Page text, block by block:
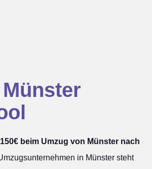
beim Umzug von Münster nach
in Münster steht